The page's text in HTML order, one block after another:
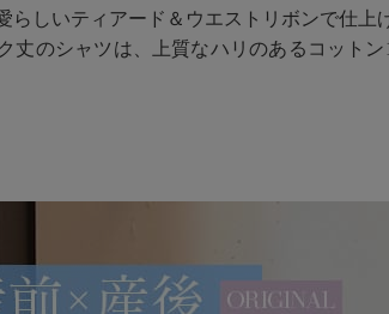
らしいティアード＆ウエストリボンで仕
丈のシャツは、上質なハリのあるコット